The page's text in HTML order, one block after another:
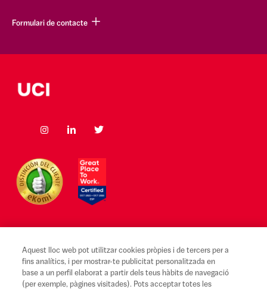
Formulari de contacte
Avís legal i Condicions d'ús
Canal Alerta Ètica
Aquest lloc web pot utilitzar cookies pròpies i de tercers per a
fins analítics, i per mostrar-te publicitat personalitzada en
base a un perfil elaborat a partir dels teus hàbits de navegació
(per exemple, pàgines visitades). Pots acceptar totes les